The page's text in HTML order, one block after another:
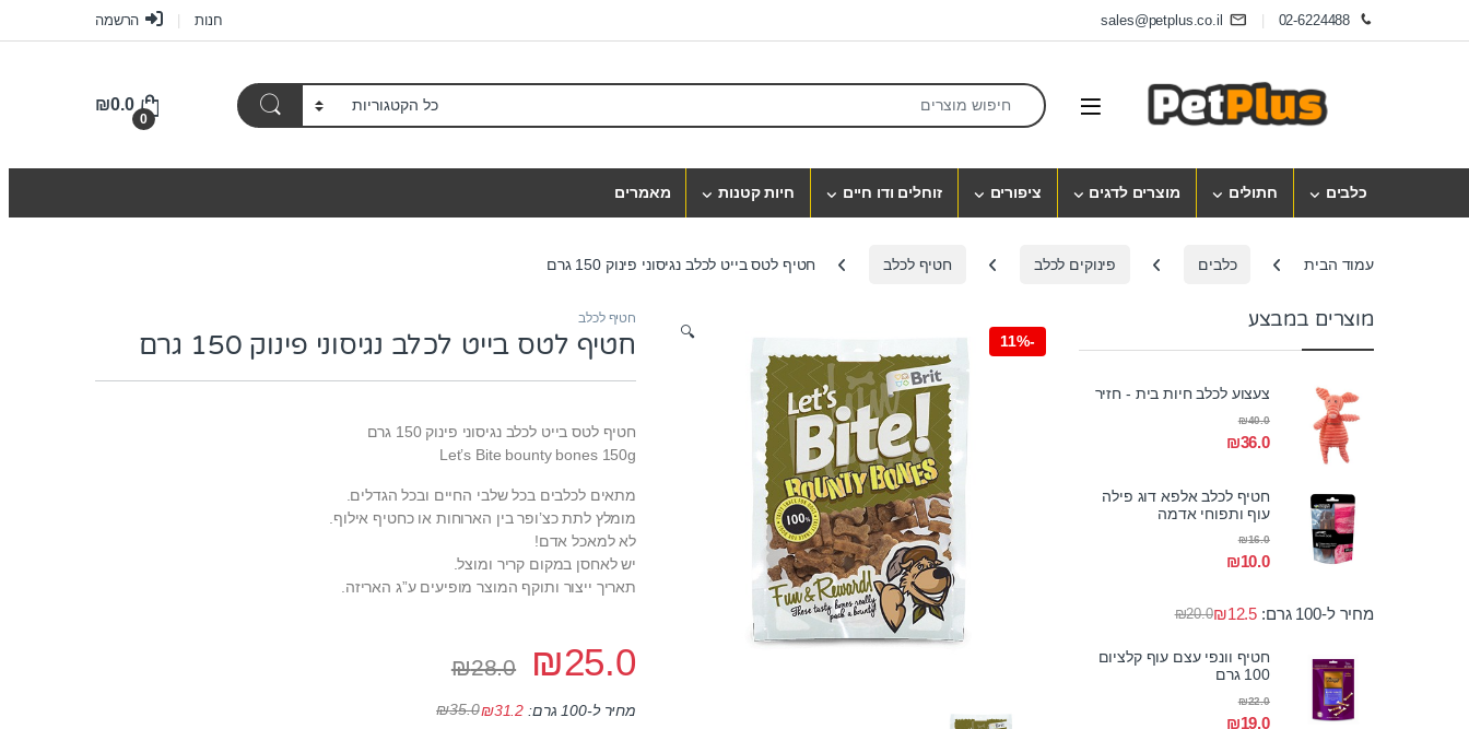
Skip to navigation
02-6224488
sales@petplus.co.il חנות הרשמה
Open
Search for:
0
₪0.0
כלבים חתולים מוצרים לדגים ציפורים זוחלים ודו חיים חיות קטנות מאמרים
עמוד הבית כלבים פינוקים לכלב חטיף לכלב חטיף לטס בייט לכלב נגיסוני פינוק 150 גרם
-
11%
🔍
חטיף לכלב
חטיף לטס בייט לכלב נגיסוני פינוק 150 גרם
חטיף לטס בייט לכלב נגיסוני פינוק 150 גרם
Let’s Bite bounty bones 150g
מתאים לכלבים בכל שלבי החיים ובכל הגדלים.
מומלץ לתת כצ’ופר בין הארוחות או כחטיף אילוף.
לא למאכל אדם!
יש לאחסן במקום קריר ומוצל.
תאריך ייצור ותוקף המוצר מופיעים ע”ג האריזה.
₪25.0
₪28.0
מחיר ל-100 גרם: ₪35.0₪31.2
מוצרים במבצע
צעצוע לכלב חיות בית - חזיר
₪36.0
₪40.0
חטיף לכלב אלפא דוג פילה
עוף ותפוחי אדמה
₪10.0
₪16.0
מחיר ל-100 גרם: ₪20.0₪12.5
חטיף וונפי עצם עוף קלציום
100 גרם
₪19.0
₪22.0